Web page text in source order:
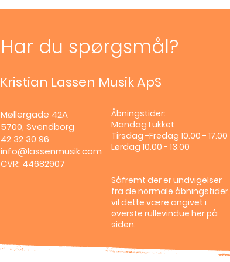
Har du spørgsmål?
Kristian Lassen Musik ApS
Møllergade 42A
5700, Svendborg
42 32 30 96
info@lassenmusik.com
CVR: 44682907
Åbningstider:
Mandag Lukket
Tirsdag -Fredag 10.00 - 17.00
Lørdag 10.00 - 13.00
Såfremt der er undvigelser
fra de normale åbningstider,
vil dette være angivet i
øverste rullevindue her på
siden.